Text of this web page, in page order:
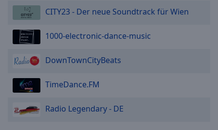
CITY23 - Der neue Soundtrack für Wien
1000-electronic-dance-music
DownTownCityBeats
TimeDance.FM
Radio Legendary - DE